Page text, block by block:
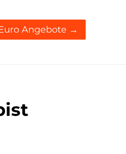
Angebote →